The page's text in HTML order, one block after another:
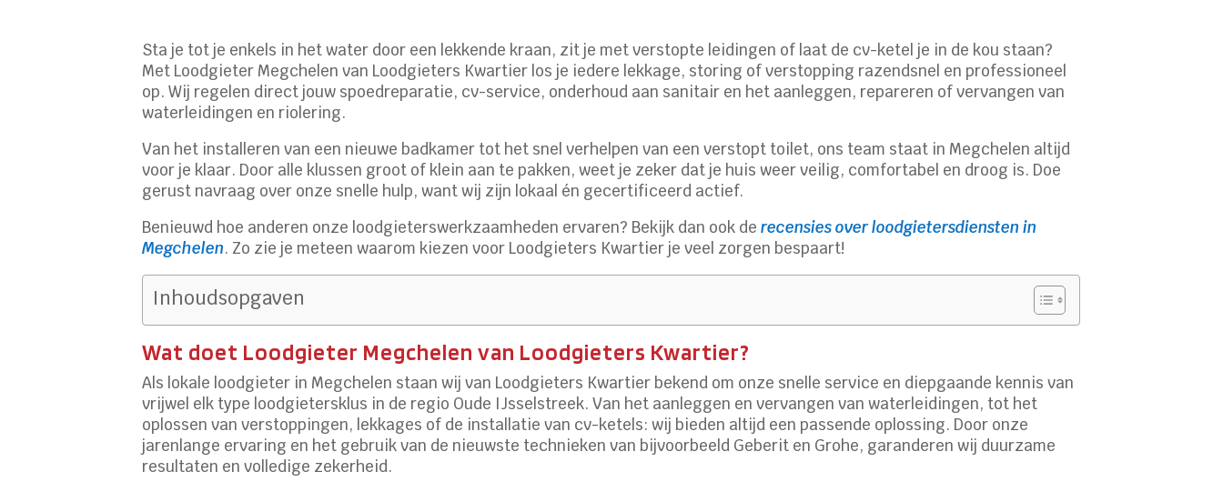
Sta je tot je enkels in het water door een lekkende kraan, zit je met verstopte leidingen of laat de cv-ketel je in de kou staan?
Met Loodgieter Megchelen van Loodgieters Kwartier los je iedere lekkage, storing of verstopping razendsnel en professioneel
op. Wij regelen direct jouw spoedreparatie, cv-service, onderhoud aan sanitair en het aanleggen, repareren of vervangen van
waterleidingen en riolering.
Van het installeren van een nieuwe badkamer tot het snel verhelpen van een verstopt toilet, ons team staat in Megchelen altijd
voor je klaar. Door alle klussen groot of klein aan te pakken, weet je zeker dat je huis weer veilig, comfortabel en droog is. Doe
gerust navraag over onze snelle hulp, want wij zijn lokaal én gecertificeerd actief.
Benieuwd hoe anderen onze loodgieterswerkzaamheden ervaren? Bekijk dan ook derecensies over loodgietersdiensten in
Megchelen. Zo zie je meteen waarom kiezen voor Loodgieters Kwartier je veel zorgen bespaart!
Inhoudsopgaven
Wat doet Loodgieter Megchelen van Loodgieters Kwartier?
Als lokale loodgieter in Megchelen staan wij van Loodgieters Kwartier bekend om onze snelle service en diepgaande kennis van
vrijwel elk type loodgietersklus in de regio Oude IJsselstreek. Van het aanleggen en vervangen van waterleidingen, tot het
oplossen van verstoppingen, lekkages of de installatie van cv-ketels: wij bieden altijd een passende oplossing. Door onze
jarenlange ervaring en het gebruik van de nieuwste technieken van bijvoorbeeld Geberit en Grohe, garanderen wij duurzame
resultaten en volledige zekerheid.